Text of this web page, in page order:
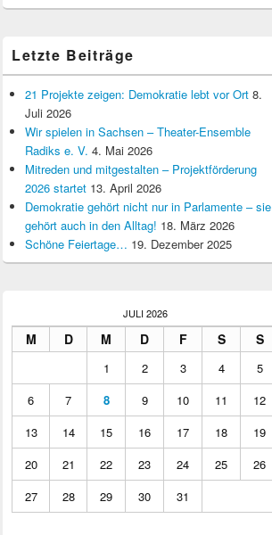
Letzte Beiträge
21 Projekte zeigen: Demokratie lebt vor Ort 8.
Juli 2026
Wir spielen in Sachsen – Theater-Ensemble
Radiks e. V. 4. Mai 2026
Mitreden und mitgestalten – Projektförderung
2026 startet 13. April 2026
Demokratie gehört nicht nur in Parlamente – sie
gehört auch in den Alltag! 18. März 2026
Schöne Feiertage… 19. Dezember 2025
JULI 2026
M D M D F S S
1 2 3 4
5
6
7 8 9 10 11
12
13
14 15 16 17 18
19
20
21 22 23 24 25
26
27
28 29 30 31